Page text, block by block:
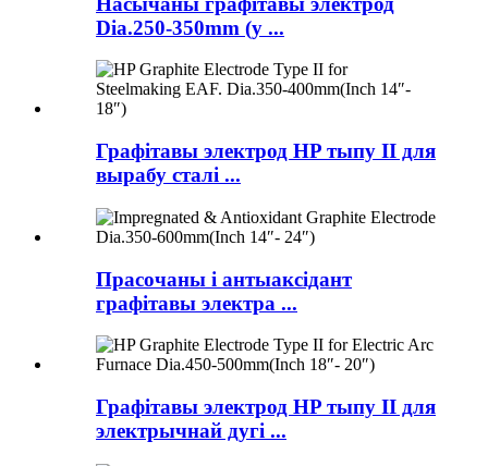
Dia.250-350mm (у ...
Графітавы электрод HP тыпу II для
вырабу сталі ...
Прасочаны і антыаксідант
графітавы электра ...
Графітавы электрод HP тыпу II для
электрычнай дугі ...